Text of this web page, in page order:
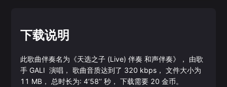
下载说明
此歌曲伴奏名为《天选之子 (Live) 伴奏 和声伴奏》， 由歌
手 GALI 演唱， 歌曲音质达到了 320 kbps， 文件大小为
11 MB， 总时长为: 4‘58’‘秒， 下载需要 20 金币。